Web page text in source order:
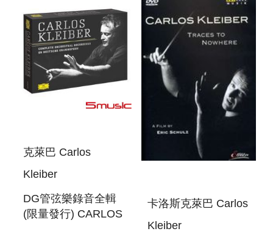
150TH JUBILEE
YEAR OF THE WI
克萊巴 Carlos
Kleiber
DG管弦樂錄音全輯
(限量發行) CARLOS
卡洛斯克萊巴 Carlos
Kleiber